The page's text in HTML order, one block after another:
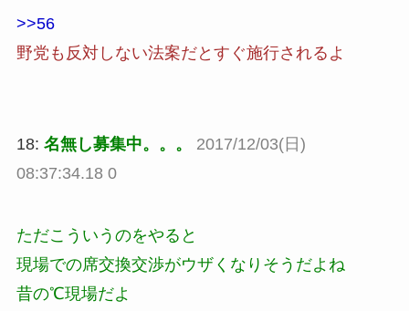
>>56
野党も反対しない法案だとすぐ施行されるよ
18: 名無し募集中。。。
2017/12/03(日)
08:37:34.18 0
ただこういうのをやると
現場での席交換交渉がウザくなりそうだよね
昔の℃現場だよ